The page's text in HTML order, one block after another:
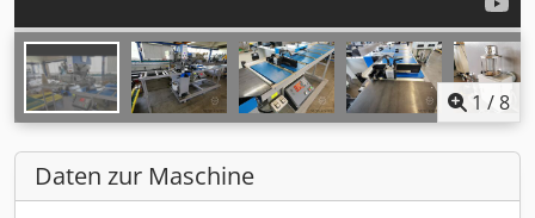
1 /8
Daten zur Maschine